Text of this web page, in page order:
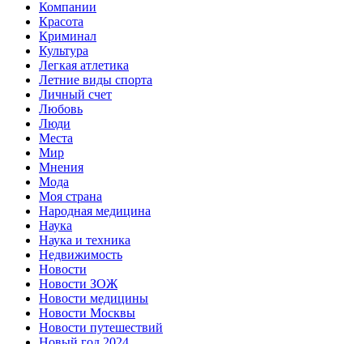
Компании
Красота
Криминал
Культура
Легкая атлетика
Летние виды спорта
Личный счет
Любовь
Люди
Места
Мир
Мнения
Мода
Моя страна
Народная медицина
Наука
Наука и техника
Недвижимость
Новости
Новости ЗОЖ
Новости медицины
Новости Москвы
Новости путешествий